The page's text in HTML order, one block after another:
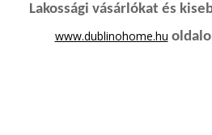
Lakossági vásárlókat és
www.dublinohome.hu